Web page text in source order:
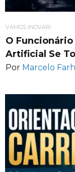
VAMOS INOVAR!
O
Artificial Se
Por Marcelo